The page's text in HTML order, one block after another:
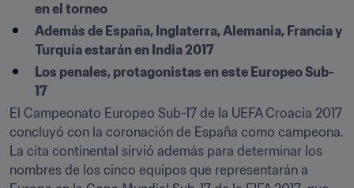
en el torneo
Además de España, Inglaterra, Alemania, Francia y
Turquía estarán en India 2017
Los penales, protagonistas en este Europeo Sub-
17
El Campeonato Europeo Sub-17 de la UEFA Croacia 2017
concluyó con la coronación de España como campeona.
La cita continental sirvió además para determinar los
nombres de los cinco equipos que representarán a